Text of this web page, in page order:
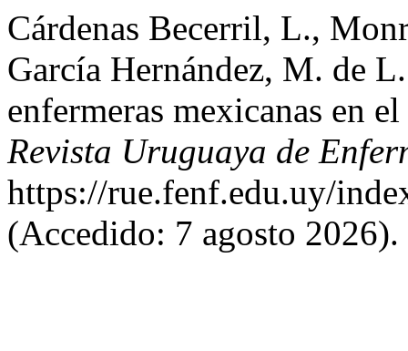
Cárdenas Becerril, L.,
García Hernández, M. de
enfermeras mexicanas en
Revista Uruguaya de
https://rue.fenf.edu.uy/
(Accedido: 7 agosto 2026).